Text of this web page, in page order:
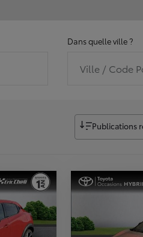
Dans quelle ville ?
Ville / Code
Publications